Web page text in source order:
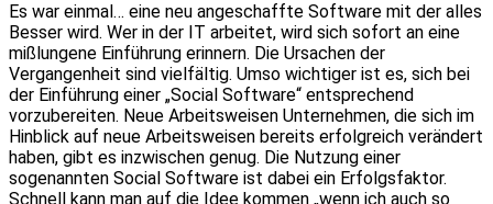
Es war einmal… eine neu angeschaffte Software mit der alles
Besser wird. Wer in der IT arbeitet, wird sich sofort an eine
mißlungene Einführung erinnern. Die Ursachen der
Vergangenheit sind vielfältig. Umso wichtiger ist es, sich bei
der Einführung einer „Social Software“ entsprechend
vorzubereiten. Neue Arbeitsweisen Unternehmen, die sich im
Hinblick auf neue Arbeitsweisen bereits erfolgreich verändert
haben, gibt es inzwischen genug. Die Nutzung einer
sogenannten Social Software ist dabei ein Erfolgsfaktor.
Schnell kann man auf die Idee kommen „wenn ich auch so